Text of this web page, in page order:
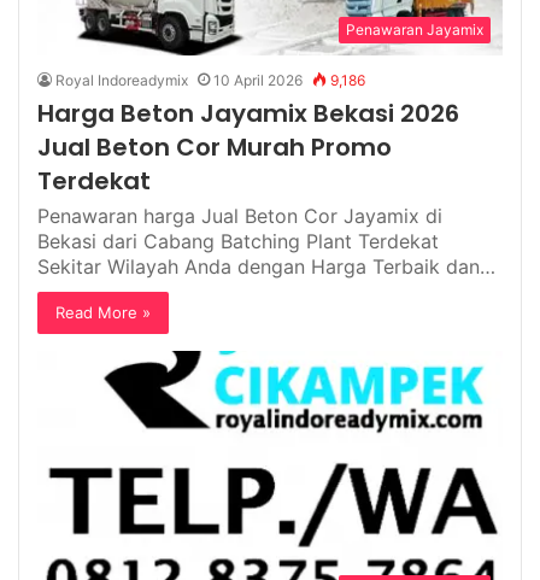
Penawaran Jayamix
Royal Indoreadymix 10 April 2026 9,186
Harga Beton Jayamix Bekasi 2026
Jual Beton Cor Murah Promo
Terdekat
Penawaran harga Jual Beton Cor Jayamix di
Bekasi dari Cabang Batching Plant Terdekat
Sekitar Wilayah Anda dengan Harga Terbaik dan…
Read More »